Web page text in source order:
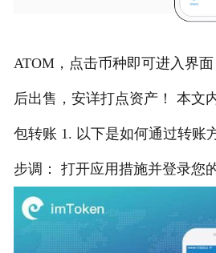
ATOM，点击币种即可进入界
后出售，安详打点资产！ 本文
包转账 1. 以下是如何通过转账
步调： 打开应用措施并登录您